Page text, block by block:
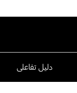
دليل تفاعلى